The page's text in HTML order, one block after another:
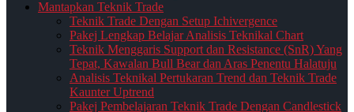
Mantapkan Teknik Trade
Teknik Trade Dengan Setup Ichivergence
Pakej Lengkap Belajar Analisis Teknikal Chart
Teknik Menggaris Support dan Resistance (SnR) Yang
Tepat, Kawalan Bull Bear dan Aras Penentu Halatuju
Analisis Teknikal Pertukaran Trend dan Teknik Trade
Kaunter Uptrend
Pakej Pembelajaran Teknik Trade Dengan Candlestick